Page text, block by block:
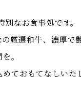
なお食事処です。
厳選和牛、濃厚
。
ておもてなしいた